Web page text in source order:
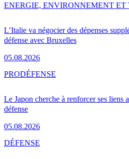
L’Italie va négocier des dépenses
défense avec Bruxelles
05.08.2026
ENERGIE, ENVIRONNEMENT ET
Le Japon cherche à renforcer ses liens
défense
05.08.2026
PRODÉFENSE
DÉFENSE